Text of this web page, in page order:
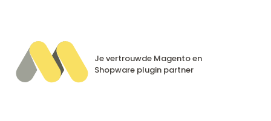
Je vertrouwde Magento en
Shopware plugin partner